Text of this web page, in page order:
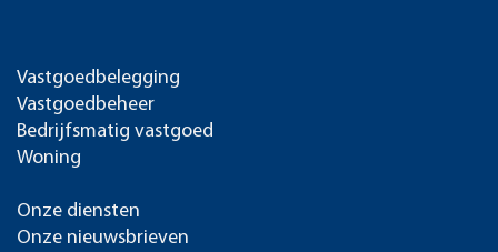
Vastgoedbelegging
Vastgoedbeheer
Bedrijfsmatig vastgoed
Woning
Onze diensten
Onze nieuwsbrieven